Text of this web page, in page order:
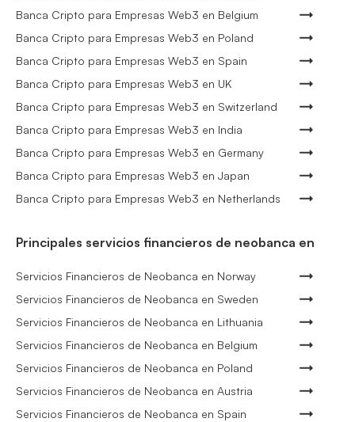
Banca Cripto para Empresas Web3 en Belgium
Banca Cripto para Empresas Web3 en Poland
Banca Cripto para Empresas Web3 en Spain
Banca Cripto para Empresas Web3 en UK
Banca Cripto para Empresas Web3 en Switzerland
Banca Cripto para Empresas Web3 en India
Banca Cripto para Empresas Web3 en Germany
Banca Cripto para Empresas Web3 en Japan
Banca Cripto para Empresas Web3 en Netherlands
Principales servicios financieros de neobanca en
Servicios Financieros de Neobanca en Norway
Servicios Financieros de Neobanca en Sweden
Servicios Financieros de Neobanca en Lithuania
Servicios Financieros de Neobanca en Belgium
Servicios Financieros de Neobanca en Poland
Servicios Financieros de Neobanca en Austria
Servicios Financieros de Neobanca en Spain